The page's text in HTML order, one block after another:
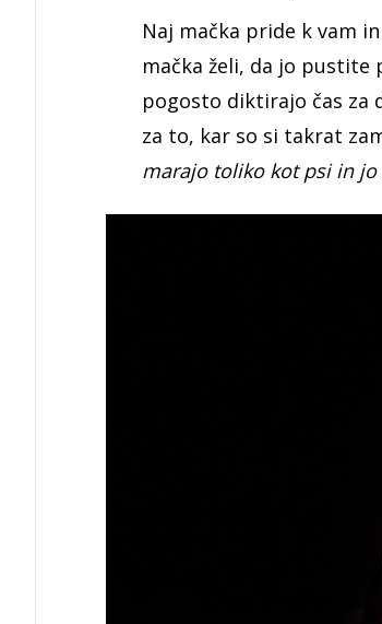
Naj mačka pride k vam
mačka želi, da jo pustite
pogosto diktirajo čas za
za to, kar so si takrat
marajo toliko kot psi in